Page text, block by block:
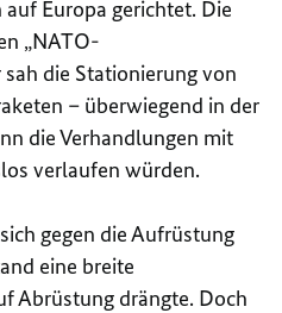
Europa gerichtet. Die
„NATO-
die Stationierung von
– überwiegend in der
die Verhandlungen mit
verlaufen würden.
gegen die Aufrüstung
eine breite
Abrüstung drängte. Doch